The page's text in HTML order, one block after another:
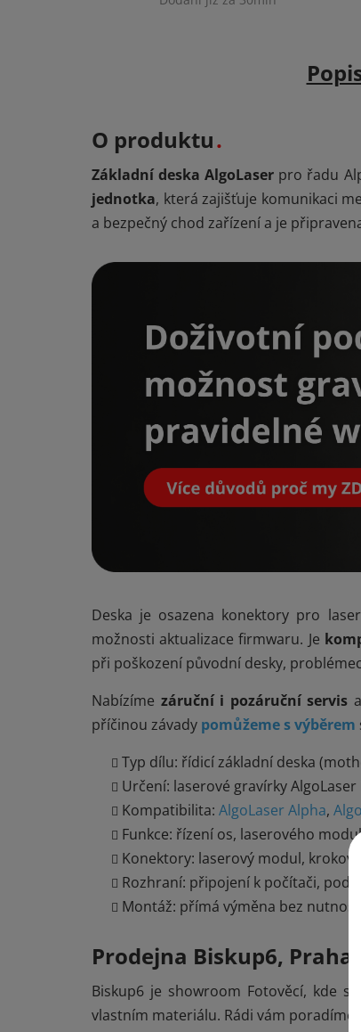
O produktu
Základní deska AlgoLaser pro řadu
jednotka, která zajišťuje komunikaci
a bezpečný chod zařízení a je
Deska je osazena konektory pro
možnosti aktualizace firmwaru. Je
při poškození původní desky,
Nabízíme záruční i pozáruční servis
příčinou závady pomůžeme s výběrem
Typ dílu: řídicí základní deska
Určení: laserové gravírky
Kompatibilita: AlgoLaser Alpha,
Funkce: řízení os, laserového
Konektory: laserový modul,
Rozhraní: připojení k počítači,
Montáž: přímá výměna bez nutnosti
Prodejna Biskup6, Praha 1
Biskup6 je showroom Fotověcí, kde
vlastním materiálu. Rádi vám